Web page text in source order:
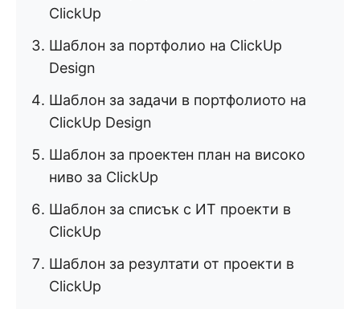
ClickUp
Шаблон за портфолио на ClickUp
Design
Шаблон за задачи в портфолиото на
ClickUp Design
Шаблон за проектен план на високо
ниво за ClickUp
Шаблон за списък с ИТ проекти в
ClickUp
Шаблон за резултати от проекти в
ClickUp